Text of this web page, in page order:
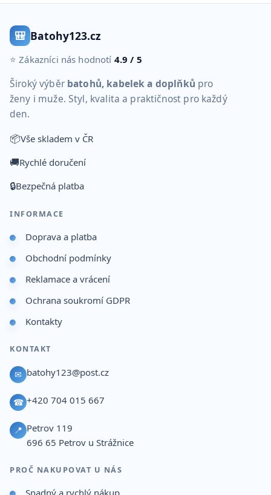
🎒 Batohy123.cz
⭐ Zákazníci nás hodnotí 4.9 / 5
Široký výběr batohů, kabelek a doplňků pro
ženy i muže. Styl, kvalita a praktičnost pro každý
den.
📦Vše skladem v ČR
🚚Rychlé doručení
🔒Bezpečná platba
INFORMACE
Doprava a platba
Obchodní podmínky
Reklamace a vrácení
Ochrana soukromí GDPR
Kontakty
KONTAKT
✉ batohy123@post.cz
☎ +420 704 015 667
📍 Petrov 119
696 65 Petrov u Strážnice
PROČ NAKUPOVAT U NÁS
Snadný a rychlý nákup